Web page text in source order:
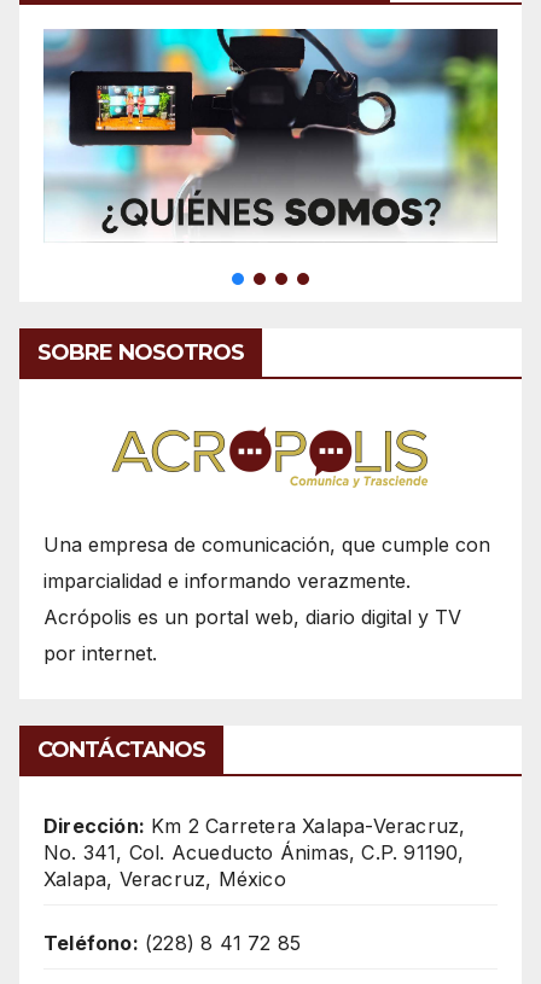
SOBRE NOSOTROS
Una empresa de comunicación, que cumple con
imparcialidad e informando verazmente.
Acrópolis es un portal web, diario digital y TV
por internet.
CONTÁCTANOS
Dirección: Km 2 Carretera Xalapa-Veracruz,
No. 341, Col. Acueducto Ánimas, C.P. 91190,
Xalapa, Veracruz, México
Teléfono: (228) 8 41 72 85